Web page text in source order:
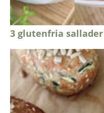
3 glutenfria sallader